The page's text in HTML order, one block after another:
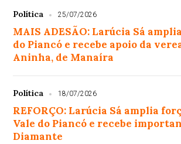
Política 25/07/2026
MAIS ADESÃO: Larúcia Sá
do Piancó e recebe apoio da
Aninha, de Manaíra
Política 18/07/2026
REFORÇO: Larúcia Sá amplia
Vale do Piancó e recebe
Diamante